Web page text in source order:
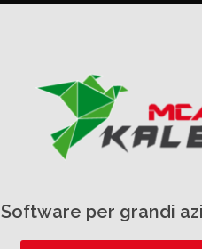
Software per grandi